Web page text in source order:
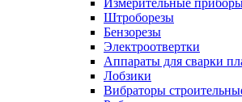
Измерительные
Штроборезы
Бензорезы
Электроотвертки
Аппараты для сварки
Лобзики
Вибраторы